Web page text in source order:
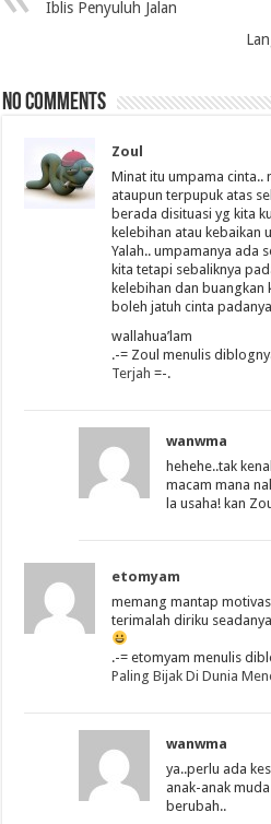
Iblis Penyuluh Jalan
No comments
Zoul
Minat itu umpama cinta..
ataupun terpupuk atas
berada disituasi yg kita
kelebihan atau kebaikan
Yalah.. umpamanya ada
kita tetapi sebaliknya
kelebihan dan buangkan
boleh jatuh cinta
wallahua’lam
.-= Zoul menulis
Terjah =-.
wanwma
hehehe..tak
macam mana
la usaha! kan
etomyam
memang mantap
terimalah diriku
.-= etomyam menulis
Paling Bijak Di Dunia
wanwma
ya..perlu ada
anak-anak
berubah..